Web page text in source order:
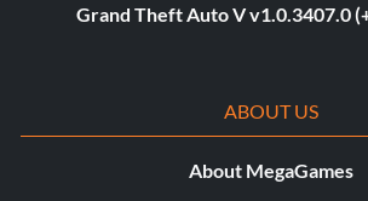
Grand Theft Auto V v1.0.3407.0
ABOUT US
About MegaGames